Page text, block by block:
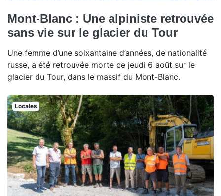
Mont-Blanc : Une alpiniste retrouvée
sans vie sur le glacier du Tour
Une femme d’une soixantaine d’années, de nationalité
russe, a été retrouvée morte ce jeudi 6 août sur le
glacier du Tour, dans le massif du Mont-Blanc.
Locales